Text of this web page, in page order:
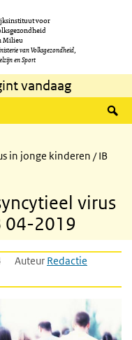
voor
Milieu
van Volksgezondheid,
en Sport
vandaag
in jonge kinderen / IB
virus
04-2019
Auteur Redactie